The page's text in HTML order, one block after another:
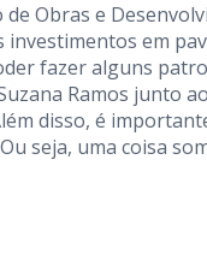
de Obras e
investimentos em
fazer alguns
Ramos junto
disso, é
seja, uma coisa